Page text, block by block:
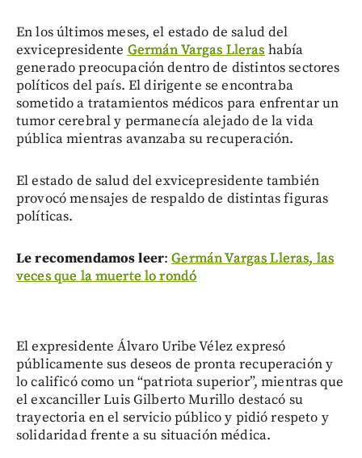
En los últimos meses, el estado de salud del
exvicepresidente Germán Vargas Lleras había
generado preocupación dentro de distintos sectores
políticos del país. El dirigente se encontraba
sometido a tratamientos médicos para enfrentar un
tumor cerebral y permanecía alejado de la vida
pública mientras avanzaba su recuperación.
El estado de salud del exvicepresidente también
provocó mensajes de respaldo de distintas figuras
políticas.
Le recomendamos leer:Germán Vargas Lleras, las
veces que la muerte lo rondó
El expresidente Álvaro Uribe Vélez expresó
públicamente sus deseos de pronta recuperación y
lo calificó como un “patriota superior”, mientras que
el excanciller Luis Gilberto Murillo destacó su
trayectoria en el servicio público y pidió respeto y
solidaridad frente a su situación médica.